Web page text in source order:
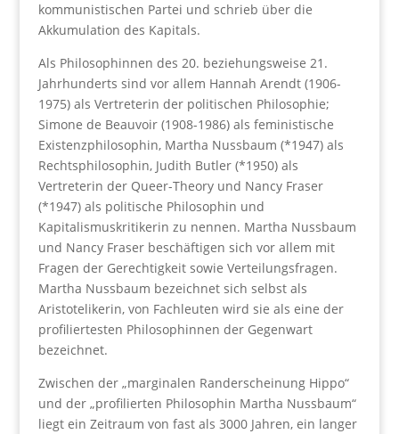
kommunistischen Partei und schrieb über die
Akkumulation des Kapitals.
Als Philosophinnen des 20. beziehungsweise 21.
Jahrhunderts sind vor allem Hannah Arendt (1906-
1975) als Vertreterin der politischen Philosophie;
Simone de Beauvoir (1908-1986) als feministische
Existenzphilosophin, Martha Nussbaum (*1947) als
Rechtsphilosophin, Judith Butler (*1950) als
Vertreterin der Queer-Theory und Nancy Fraser
(*1947) als politische Philosophin und
Kapitalismuskritikerin zu nennen. Martha Nussbaum
und Nancy Fraser beschäftigen sich vor allem mit
Fragen der Gerechtigkeit sowie Verteilungsfragen.
Martha Nussbaum bezeichnet sich selbst als
Aristotelikerin, von Fachleuten wird sie als eine der
profiliertesten Philosophinnen der Gegenwart
bezeichnet.
Zwischen der „marginalen Randerscheinung Hippo“
und der „profilierten Philosophin Martha Nussbaum“
liegt ein Zeitraum von fast als 3000 Jahren, ein langer